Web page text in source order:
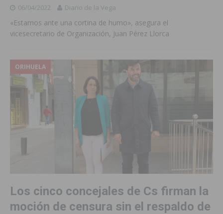
06/04/2022 Diario de la Vega
«Estamos ante una cortina de humo», asegura el
vicesecretario de Organización, Juan Pérez Llorca
ORIHUELA
Los cinco concejales de Cs firman la
moción de censura sin el respaldo de